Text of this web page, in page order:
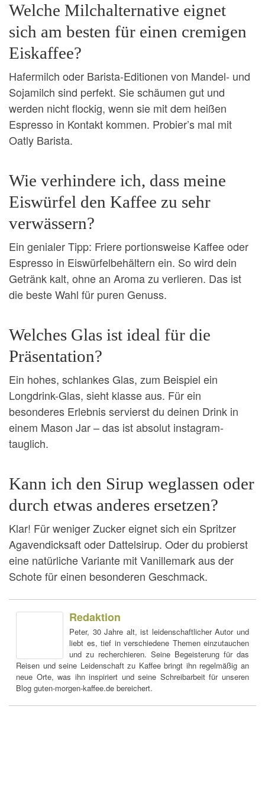
Welche Milchalternative eignet
sich am besten für einen cremigen
Eiskaffee?
Hafermilch oder Barista-Editionen von Mandel- und
Sojamilch sind perfekt. Sie schäumen gut und
werden nicht flockig, wenn sie mit dem heißen
Espresso in Kontakt kommen. Probier’s mal mit
Oatly Barista.
Wie verhindere ich, dass meine
Eiswürfel den Kaffee zu sehr
verwässern?
Ein genialer Tipp: Friere portionsweise Kaffee oder
Espresso in Eiswürfelbehältern ein. So wird dein
Getränk kalt, ohne an Aroma zu verlieren. Das ist
die beste Wahl für puren Genuss.
Welches Glas ist ideal für die
Präsentation?
Ein hohes, schlankes Glas, zum Beispiel ein
Longdrink-Glas, sieht klasse aus. Für ein
besonderes Erlebnis servierst du deinen Drink in
einem Mason Jar – das ist absolut instagram-
tauglich.
Kann ich den Sirup weglassen oder
durch etwas anderes ersetzen?
Klar! Für weniger Zucker eignet sich ein Spritzer
Agavendicksaft oder Dattelsirup. Oder du probierst
eine natürliche Variante mit Vanillemark aus der
Schote für einen besonderen Geschmack.
Redaktion
Peter, 30 Jahre alt, ist leidenschaftlicher Autor und
liebt es, tief in verschiedene Themen einzutauchen
und zu recherchieren. Seine Begeisterung für das
Reisen und seine Leidenschaft zu Kaffee bringt ihn regelmäßig an
neue Orte, was ihn inspiriert und seine Schreibarbeit für unseren
Blog guten-morgen-kaffee.de bereichert.